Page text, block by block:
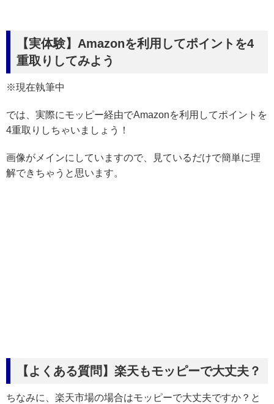
【実体験】Amazonを利用してポイントを4
重取りしてみよう
※現在執筆中
では、実際にモッピー経由でAmazonを利用してポイントを
4重取りしちゃいましょう！
画像がメインにしていますので、見ているだけで簡単に理
解できちゃうと思います。
【よくある質問】楽天もモッピーで大丈夫？
ちなみに、楽天市場の場合はモッピーで大丈夫ですか？と